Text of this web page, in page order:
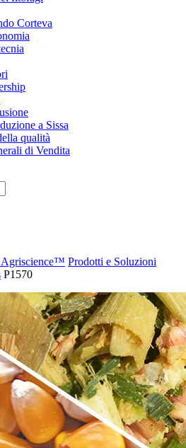
Corteva
a Sissa
qualità
di Vendita
Agriscience™ Prodotti e Soluzioni
P1570